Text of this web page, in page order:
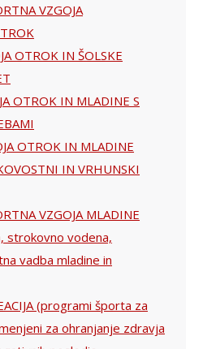
VZGOJA
OTROK IN ŠOLSKE
OTROK IN MLADINE S
OTROK IN MLADINE
IN VRHUNSKI
VZGOJA MLADINE
strokovno vodena,
vadba mladine in
(programi športa za
za ohranjanje zdravja